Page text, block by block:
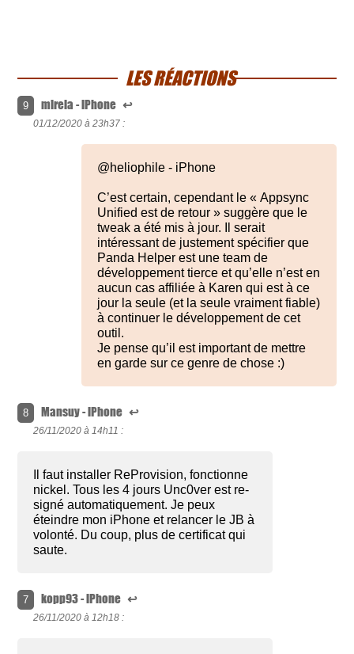
LES RÉACTIONS
9 mireia - iPhone ↩
01/12/2020 à 23h37 :
@heliophile - iPhone
C’est certain, cependant le « Appsync
Unified est de retour » suggère que le
tweak a été mis à jour. Il serait
intéressant de justement spécifier que
Panda Helper est une team de
développement tierce et qu’elle n’est en
aucun cas affiliée à Karen qui est à ce
jour la seule (et la seule vraiment fiable)
à continuer le développement de cet
outil.
Je pense qu’il est important de mettre
en garde sur ce genre de chose :)
8 Mansuy - iPhone ↩
26/11/2020 à 14h11 :
Il faut installer ReProvision, fonctionne
nickel. Tous les 4 jours Unc0ver est re-
signé automatiquement. Je peux
éteindre mon iPhone et relancer le JB à
volonté. Du coup, plus de certificat qui
saute.
7 kopp93 - iPhone ↩
26/11/2020 à 12h18 :